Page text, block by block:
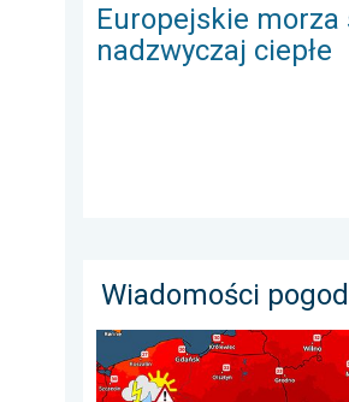
Europejskie morza
nadzwyczaj ciepłe
Wiadomości
Nawet 40 stopni w cieniu i